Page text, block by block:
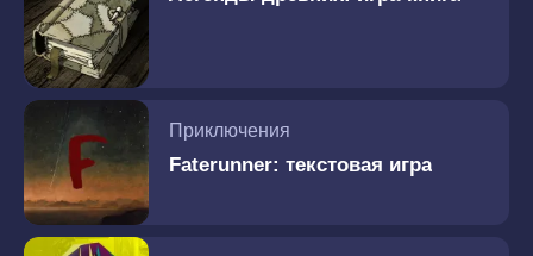
Приключения
Faterunner: текстовая игра